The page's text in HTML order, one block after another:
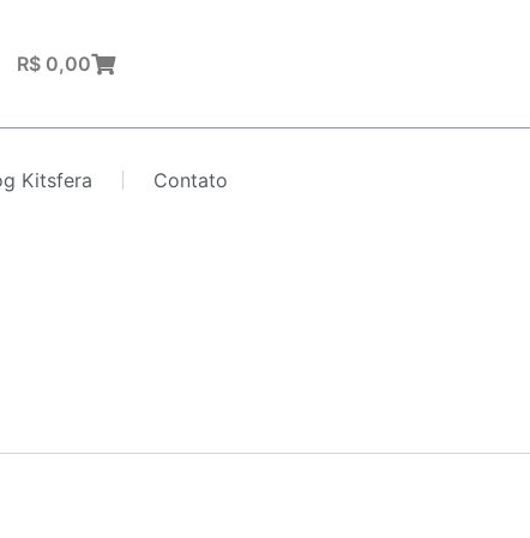
R$0,00Carrinho
Kitsfera Contato